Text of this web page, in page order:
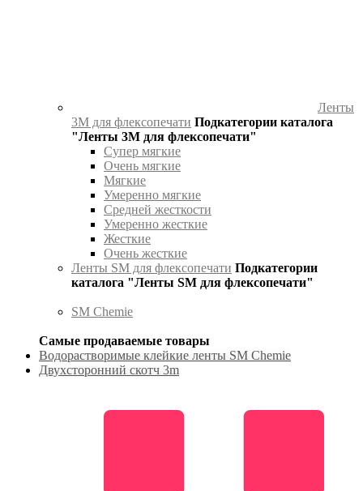
Ленты
3М для флексопечати Подкатегории каталога
"Ленты 3М для флексопечати"
Супер мягкие
Очень мягкие
Мягкие
Умеренно мягкие
Средней жесткости
Умеренно жесткие
Жесткие
Очень жесткие
Ленты SM для флексопечати Подкатегории
каталога "Ленты SM для флексопечати"
SM Chemie
Самые продаваемые товары
Водорастворимые клейкие ленты SM Chemie
Двухсторонний скотч 3m